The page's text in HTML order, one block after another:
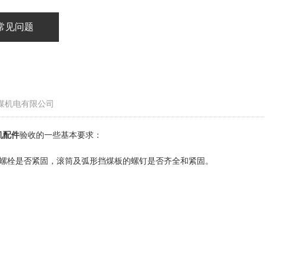
见问题
机电有限公司
配件验收的一些基本要求：
是否紧固，滚筒及弧形挡煤板的螺钉是否齐全和紧固。